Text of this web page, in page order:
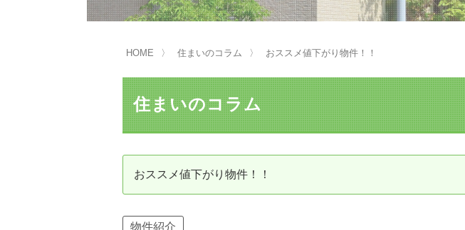
買い替えサポート はじめての売却
不動産の相続 売却前の修繕・リフォーム
売却の流れ（手順）
住宅ローン控除・消費税について
リニュアル仲介とは
資産価値の減りにくい住宅購入 中古だから安心して購入できる仕組み
HOME 住まいのコラム おススメ値下がり物件！！
住まいのコラム
おススメ値下がり物件！！
物件紹介